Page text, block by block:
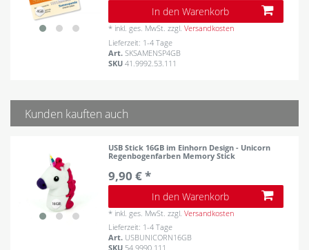
In den Warenkorb
* inkl. ges. MwSt. zzgl.Versandkosten
Lieferzeit: 1-4 Tage
Art.SKSAMENSP4GB
SKU41.9992.53.111
Kunden kauften auch
USB Stick 16GB im Einhorn Design - Unicorn
Regenbogenfarben Memory Stick
9,90 € *
In den Warenkorb
* inkl. ges. MwSt. zzgl.Versandkosten
Lieferzeit: 1-4 Tage
Art. USBUNICORN16GB
SKU 54.9990.111